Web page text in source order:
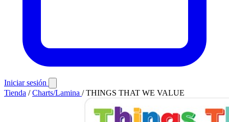
Iniciar sesión
Tienda / Charts/Lamina / THINGS THAT WE VALUE